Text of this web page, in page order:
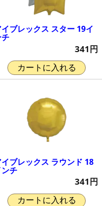
ブレックス スター 19イ
チ
341円
カートに入れる
イブレックス ラウンド 18
チ
341円
カートに入れる